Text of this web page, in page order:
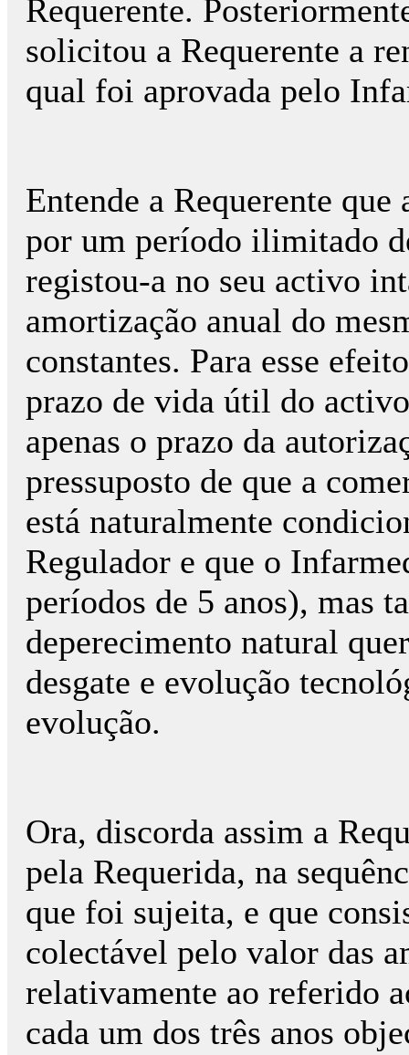
Requerente.
solicitou a Requerente a
qual foi aprovada pelo
Entende a Requerente
por um período ilimitado
registou-a no seu activo
amortização anual do
constantes. Para esse
prazo de vida útil do
apenas o prazo da
pressuposto de que a
está naturalmente
Regulador e que o
períodos de 5 anos), mas
deperecimento natural
desgate e evolução
evolução.
Ora, discorda assim a
pela Requerida, na
que foi sujeita, e que
colectável pelo valor das
relativamente ao referido
cada um dos três anos